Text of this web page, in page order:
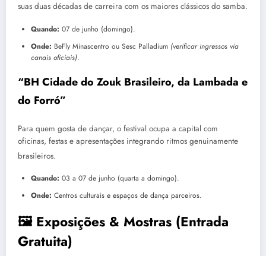
suas duas décadas de carreira com os maiores clássicos do samba.
Quando: 07 de junho (domingo).
Onde: BeFly Minascentro ou Sesc Palladium (verificar ingressos via
canais oficiais).
“BH Cidade do Zouk Brasileiro, da Lambada e
do Forró”
Para quem gosta de dançar, o festival ocupa a capital com
oficinas, festas e apresentações integrando ritmos genuinamente
brasileiros.
Quando: 03 a 07 de junho (quarta a domingo).
Onde: Centros culturais e espaços de dança parceiros.
🖼️ Exposições & Mostras (Entrada
Gratuita)